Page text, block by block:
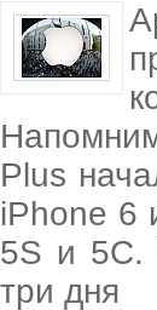
Plus
iPhone 6
5S и 5C.
три дня